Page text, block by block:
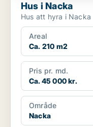
Hus i Nacka
Areal
Ca. 210 m2
Pris pr. md.
Ca. 45 000 kr.
Område
Nacka